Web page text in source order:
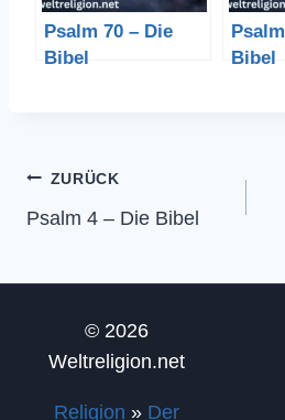
Psalm 70 – Die
Bibel
Bibel
Beitragsnavigation
ZURÜCK
Psalm 4 – Die Bibel
© 2026
Weltreligion.net
Religion » Der